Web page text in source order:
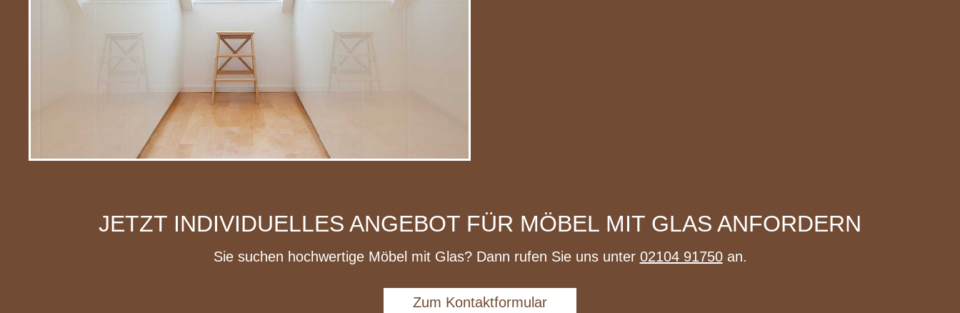
JETZT INDIVIDUELLES ANGEBOT FÜR MÖBEL MIT GLAS ANFORDERN
Sie suchen hochwertige Möbel mit Glas? Dann rufen Sie uns unter 02104 91750an.
Zum Kontaktformular